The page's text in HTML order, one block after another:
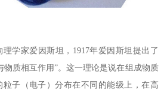
学家爱因斯坦，1917年爱因斯坦提出了
物质相互作用”。这一理论是说在组成物质
子（电子）分布在不同的能级上，在高